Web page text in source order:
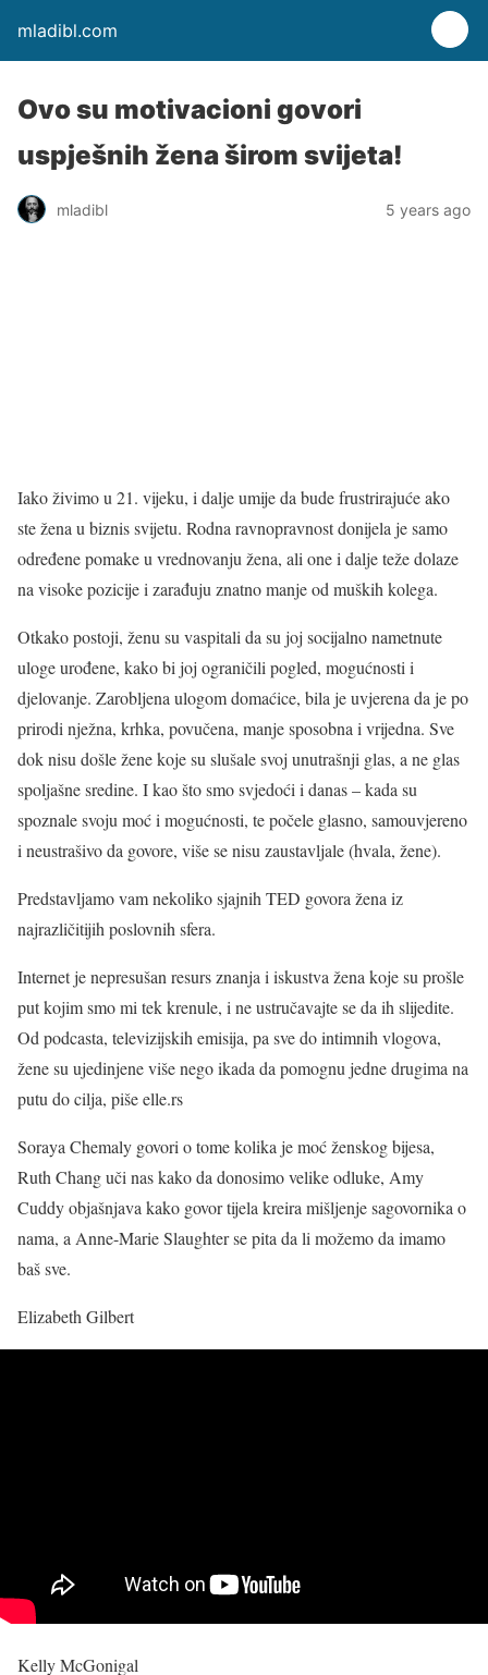
mladibl.com
Ovo su motivacioni govori
uspješnih žena širom svijeta!
mladibl 5 years ago
Iako živimo u 21. vijeku, i dalje umije da bude frustrirajuće ako
ste žena u biznis svijetu. Rodna ravnopravnost donijela je samo
određene pomake u vrednovanju žena, ali one i dalje teže dolaze
na visoke pozicije i zarađuju znatno manje od muških kolega.
Otkako postoji, ženu su vaspitali da su joj socijalno nametnute
uloge urođene, kako bi joj ograničili pogled, mogućnosti i
djelovanje. Zarobljena ulogom domaćice, bila je uvjerena da je po
prirodi nježna, krhka, povučena, manje sposobna i vrijedna. Sve
dok nisu došle žene koje su slušale svoj unutrašnji glas, a ne glas
spoljašne sredine. I kao što smo svjedoći i danas – kada su
spoznale svoju moć i mogućnosti, te počele glasno, samouvjereno
i neustrašivo da govore, više se nisu zaustavljale (hvala, žene).
Predstavljamo vam nekoliko sjajnih TED govora žena iz
najrazličitijih poslovnih sfera.
Internet je nepresušan resurs znanja i iskustva žena koje su prošle
put kojim smo mi tek krenule, i ne ustručavajte se da ih slijedite.
Od podcasta, televizijskih emisija, pa sve do intimnih vlogova,
žene su ujedinjene više nego ikada da pomognu jedne drugima na
putu do cilja, piše elle.rs
Soraya Chemaly govori o tome kolika je moć ženskog bijesa,
Ruth Chang uči nas kako da donosimo velike odluke, Amy
Cuddy objašnjava kako govor tijela kreira mišljenje sagovornika o
nama, a Anne-Marie Slaughter se pita da li možemo da imamo
baš sve.
Elizabeth Gilbert
Kelly McGonigal